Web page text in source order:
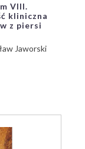
VIII.
kliniczna
z piersi
Jaworski